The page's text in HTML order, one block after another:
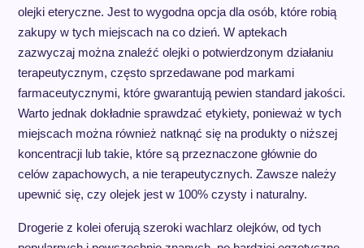
olejki eteryczne. Jest to wygodna opcja dla osób, które robią
zakupy w tych miejscach na co dzień. W aptekach
zazwyczaj można znaleźć olejki o potwierdzonym działaniu
terapeutycznym, często sprzedawane pod markami
farmaceutycznymi, które gwarantują pewien standard jakości.
Warto jednak dokładnie sprawdzać etykiety, ponieważ w tych
miejscach można również natknąć się na produkty o niższej
koncentracji lub takie, które są przeznaczone głównie do
celów zapachowych, a nie terapeutycznych. Zawsze należy
upewnić się, czy olejek jest w 100% czysty i naturalny.
Drogerie z kolei oferują szeroki wachlarz olejków, od tych